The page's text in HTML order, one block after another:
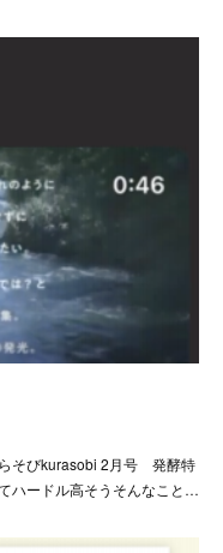
そびkurasobi 2月号 発酵特
ハードル高そうそんなこと…